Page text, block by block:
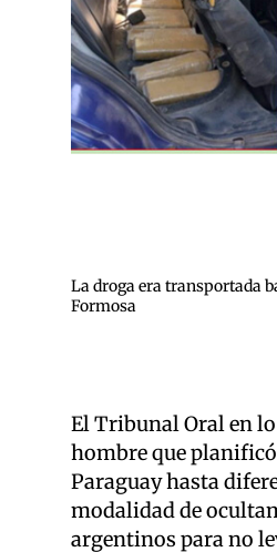
La droga era transportada
Formosa
El Tribunal Oral en
hombre que
Paraguay hasta
modalidad de
argentinos para no